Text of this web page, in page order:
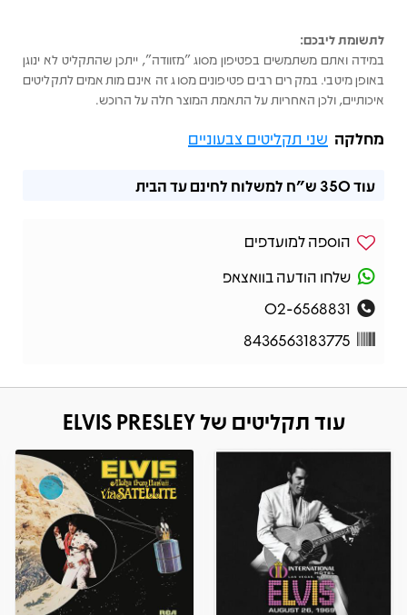
לתשומת ליבכם:
במידה ואתם משתמשים בפטיפון מסוג "מזוודה", ייתכן שהתקליט לא ינוגן
באופן מיטבי. במקרים רבים פטיפונים מסוג זה אינם מותאמים לתקליטים
איכותיים, ולכן האחריות על התאמת המוצר חלה על הרוכש.
מחלקה שני תקליטים צבעוניים
עוד350 ש"ח למשלוח לחינם עד הבית
הוספה למועדפים
שלחו הודעה בוואצאפ
02-6568831
8436563183775
עוד תקליטים של ELVIS PRESLEY